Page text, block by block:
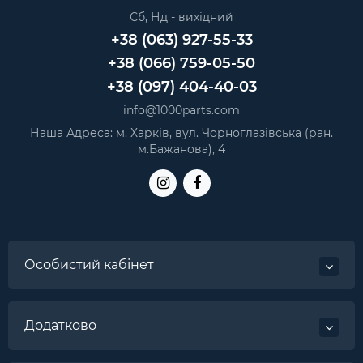
Сб, Нд - вихідний
+38 (063) 927-55-33
+38 (066) 759-05-50
+38 (097) 404-40-03
info@1000parts.com
Наша Адреса: м. Харків, вул. Чорноглазівська (ран.
м.Бажанова), 4
Особистий кабінет
Додатково